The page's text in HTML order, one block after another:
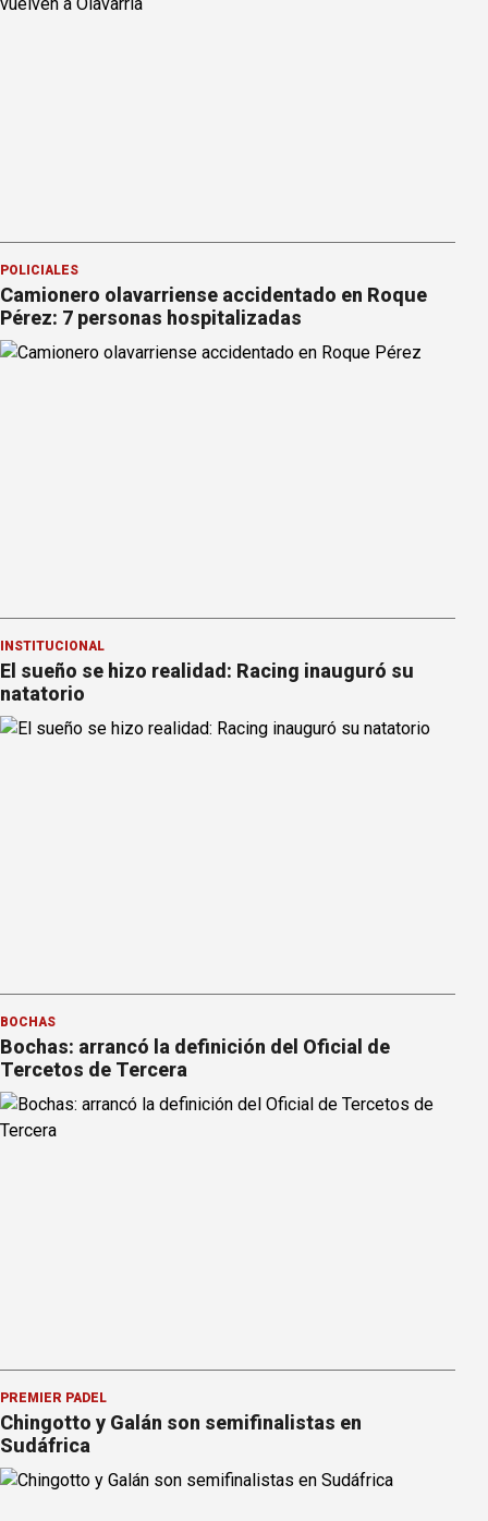
POLICIALES
Camionero olavarriense accidentado en Roque
Pérez: 7 personas hospitalizadas
INSTITUCIONAL
El sueño se hizo realidad: Racing inauguró su
natatorio
BOCHAS
Bochas: arrancó la definición del Oficial de
Tercetos de Tercera
PREMIER PÁDEL
Chingotto y Galán son semifinalistas en
Sudáfrica